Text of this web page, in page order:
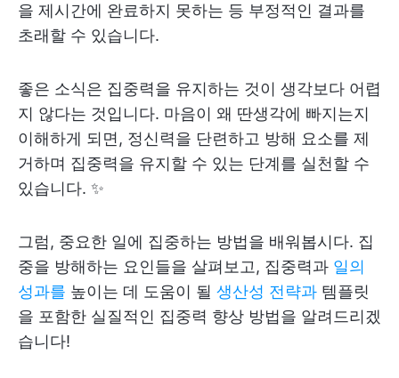
을 제시간에 완료하지 못하는 등 부정적인 결과를
초래할 수 있습니다.
좋은 소식은 집중력을 유지하는 것이 생각보다 어렵
지 않다는 것입니다. 마음이 왜 딴생각에 빠지는지
이해하게 되면, 정신력을 단련하고 방해 요소를 제
거하며 집중력을 유지할 수 있는 단계를 실천할 수
있습니다. ✨
그럼, 중요한 일에 집중하는 방법을 배워봅시다. 집
중을 방해하는 요인들을 살펴보고, 집중력과 일의
성과를 높이는 데 도움이 될 생산성 전략과 템플릿
을 포함한 실질적인 집중력 향상 방법을 알려드리겠
습니다!